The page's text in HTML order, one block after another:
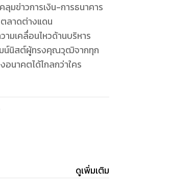
งอนาคตได้ไกลกว่าใคร
ดูเพิ่มเติม